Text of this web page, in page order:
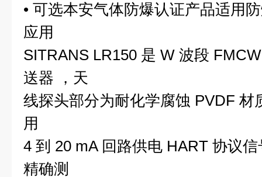
• 可选本安气体防爆认证产品适用
应用
SITRANS LR150 是 W 波段
送器 ，天
线探头部分为耐化学腐蚀 PVDF 材
用
4 到 20 mA 回路供电 HART 协议
精确测